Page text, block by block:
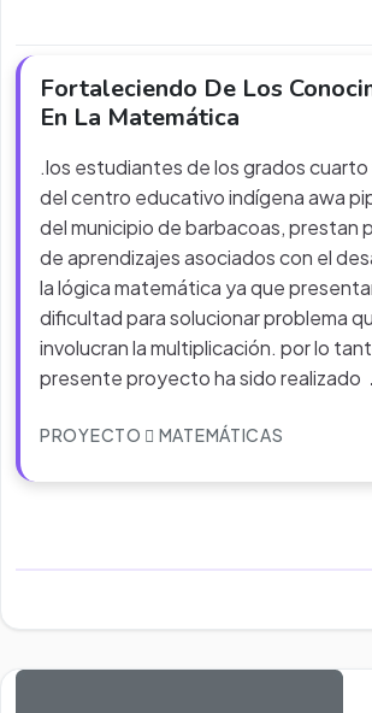
Fortaleciendo De Los
En La Matemática
.los estudiantes de los grados
del centro educativo indígena awa
del municipio de barbacoas, prestan
de aprendizajes asociados con el
la lógica matemática ya que
dificultad para solucionar problema
involucran la multiplicación. por lo
presente proyecto ha sido realizado
PROYECTO MATEMÁTICAS